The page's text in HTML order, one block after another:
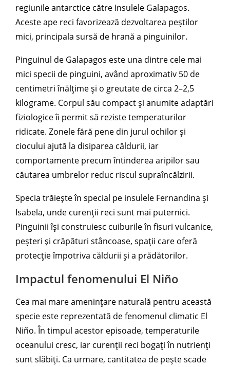
regiunile antarctice către Insulele Galapagos.
Aceste ape reci favorizează dezvoltarea peștilor
mici, principala sursă de hrană a pinguinilor.
Pinguinul de Galapagos este una dintre cele mai
mici specii de pinguini, având aproximativ 50 de
centimetri înălțime și o greutate de circa 2–2,5
kilograme. Corpul său compact și anumite adaptări
fiziologice îi permit să reziste temperaturilor
ridicate. Zonele fără pene din jurul ochilor și
ciocului ajută la disiparea căldurii, iar
comportamente precum întinderea aripilor sau
căutarea umbrelor reduc riscul supraîncălzirii.
Specia trăiește în special pe insulele Fernandina și
Isabela, unde curenții reci sunt mai puternici.
Pinguinii își construiesc cuiburile în fisuri vulcanice,
peșteri și crăpături stâncoase, spații care oferă
protecție împotriva căldurii și a prădătorilor.
Impactul fenomenului El Niño
Cea mai mare amenințare naturală pentru această
specie este reprezentată de fenomenul climatic El
Niño. În timpul acestor episoade, temperaturile
oceanului cresc, iar curenții reci bogați în nutrienți
sunt slăbiți. Ca urmare, cantitatea de pește scade